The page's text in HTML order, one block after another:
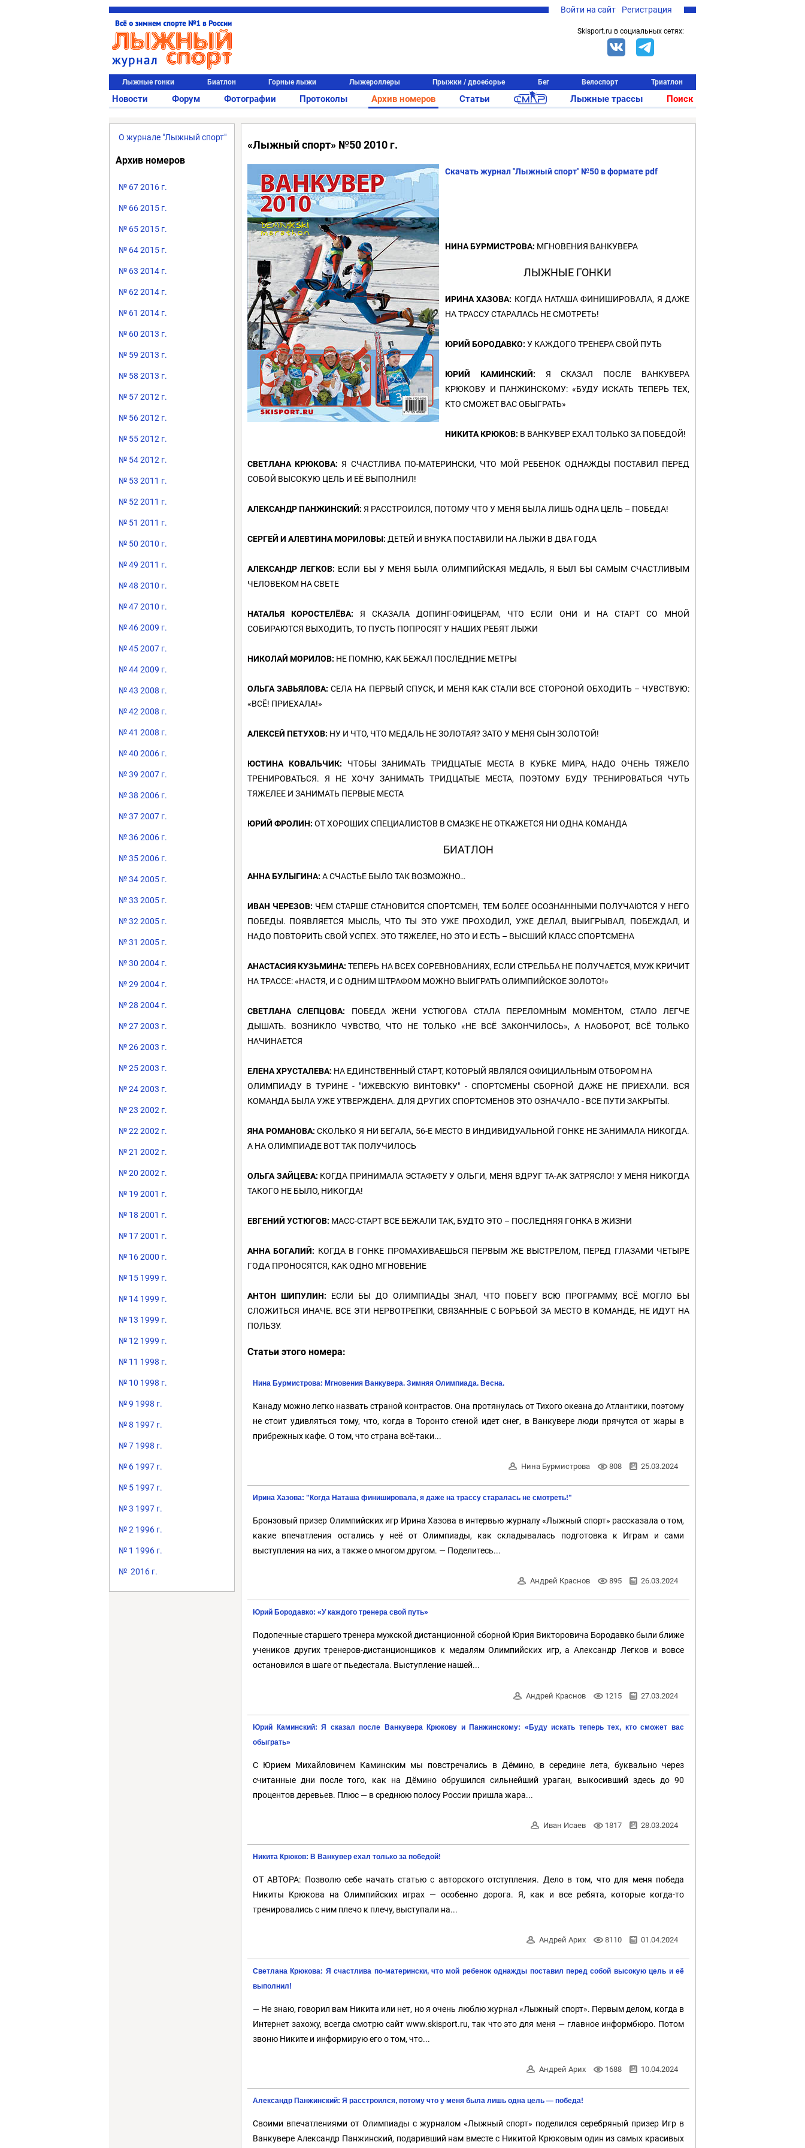
Войти на сайт Регистрация
Skisport.ru в социальных сетях:
Лыжные гонки Биатлон Горные лыжи Лыжероллеры Прыжки / двоеборье Бег Велоспорт Триатлон
Новости Форум Фотографии Протоколы Архив номеров Статьи Лыжные трассы Поиск
О журнале "Лыжный спорт"
Архив номеров
№ 67 2016 г.
№ 66 2015 г.
№ 65 2015 г.
№ 64 2015 г.
№ 63 2014 г.
№ 62 2014 г.
№ 61 2014 г.
№ 60 2013 г.
№ 59 2013 г.
№ 58 2013 г.
№ 57 2012 г.
№ 56 2012 г.
№ 55 2012 г.
№ 54 2012 г.
№ 53 2011 г.
№ 52 2011 г.
№ 51 2011 г.
№ 50 2010 г.
№ 49 2011 г.
№ 48 2010 г.
№ 47 2010 г.
№ 46 2009 г.
№ 45 2007 г.
№ 44 2009 г.
№ 43 2008 г.
№ 42 2008 г.
№ 41 2008 г.
№ 40 2006 г.
№ 39 2007 г.
№ 38 2006 г.
№ 37 2007 г.
№ 36 2006 г.
№ 35 2006 г.
№ 34 2005 г.
№ 33 2005 г.
№ 32 2005 г.
№ 31 2005 г.
№ 30 2004 г.
№ 29 2004 г.
№ 28 2004 г.
№ 27 2003 г.
№ 26 2003 г.
№ 25 2003 г.
№ 24 2003 г.
№ 23 2002 г.
№ 22 2002 г.
№ 21 2002 г.
№ 20 2002 г.
№ 19 2001 г.
№ 18 2001 г.
№ 17 2001 г.
№ 16 2000 г.
№ 15 1999 г.
№ 14 1999 г.
№ 13 1999 г.
№ 12 1999 г.
№ 11 1998 г.
№ 10 1998 г.
№ 9 1998 г.
№ 8 1997 г.
№ 7 1998 г.
№ 6 1997 г.
№ 5 1997 г.
№ 3 1997 г.
№ 2 1996 г.
№ 1 1996 г.
№ 2016 г.
«Лыжный спорт» №50 2010 г.
Скачать журнал "Лыжный спорт" №50 в формате pdf
НИНА БУРМИСТРОВА: МГНОВЕНИЯ ВАНКУВЕРА
ЛЫЖНЫЕ ГОНКИ
ИРИНА ХАЗОВА: КОГДА НАТАША ФИНИШИРОВАЛА, Я ДАЖЕ
НА ТРАССУ СТАРАЛАСЬ НЕ СМОТРЕТЬ!
ЮРИЙ БОРОДАВКО: У КАЖДОГО ТРЕНЕРА СВОЙ ПУТЬ
ЮРИЙ КАМИНСКИЙ: Я СКАЗАЛ ПОСЛЕ ВАНКУВЕРА
КРЮКОВУ И ПАНЖИНСКОМУ: «БУДУ ИСКАТЬ ТЕПЕРЬ ТЕХ,
КТО СМОЖЕТ ВАС ОБЫГРАТЬ»
НИКИТА КРЮКОВ: В ВАНКУВЕР ЕХАЛ ТОЛЬКО ЗА ПОБЕДОЙ!
СВЕТЛАНА КРЮКОВА: Я СЧАСТЛИВА ПО-МАТЕРИНСКИ, ЧТО МОЙ РЕБЕНОК ОДНАЖДЫ ПОСТАВИЛ ПЕРЕД
СОБОЙ ВЫСОКУЮ ЦЕЛЬ И ЕЁ ВЫПОЛНИЛ!
АЛЕКСАНДР ПАНЖИНСКИЙ: Я РАССТРОИЛСЯ, ПОТОМУ ЧТО У МЕНЯ БЫЛА ЛИШЬ ОДНА ЦЕЛЬ – ПОБЕДА!
СЕРГЕЙ И АЛЕВТИНА МОРИЛОВЫ: ДЕТЕЙ И ВНУКА ПОСТАВИЛИ НА ЛЫЖИ В ДВА ГОДА
АЛЕКСАНДР ЛЕГКОВ: ЕСЛИ БЫ У МЕНЯ БЫЛА ОЛИМПИЙСКАЯ МЕДАЛЬ, Я БЫЛ БЫ САМЫМ СЧАСТЛИВЫМ
ЧЕЛОВЕКОМ НА СВЕТЕ
НАТАЛЬЯ КОРОСТЕЛЁВА: Я СКАЗАЛА ДОПИНГ-ОФИЦЕРАМ, ЧТО ЕСЛИ ОНИ И НА СТАРТ СО МНОЙ
СОБИРАЮТСЯ ВЫХОДИТЬ, ТО ПУСТЬ ПОПРОСЯТ У НАШИХ РЕБЯТ ЛЫЖИ
НИКОЛАЙ МОРИЛОВ: НЕ ПОМНЮ, КАК БЕЖАЛ ПОСЛЕДНИЕ МЕТРЫ
ОЛЬГА ЗАВЬЯЛОВА:СЕЛА НА ПЕРВЫЙ СПУСК, И МЕНЯ КАК СТАЛИ ВСЕ СТОРОНОЙ ОБХОДИТЬ – ЧУВСТВУЮ:
«ВСЁ! ПРИЕХАЛА!»
АЛЕКСЕЙ ПЕТУХОВ: НУ И ЧТО, ЧТО МЕДАЛЬ НЕ ЗОЛОТАЯ? ЗАТО У МЕНЯ СЫН ЗОЛОТОЙ!
ЮСТИНА КОВАЛЬЧИК: ЧТОБЫ ЗАНИМАТЬ ТРИДЦАТЫЕ МЕСТА В КУБКЕ МИРА, НАДО ОЧЕНЬ ТЯЖЕЛО
ТРЕНИРОВАТЬСЯ. Я НЕ ХОЧУ ЗАНИМАТЬ ТРИДЦАТЫЕ МЕСТА, ПОЭТОМУ БУДУ ТРЕНИРОВАТЬСЯ ЧУТЬ
ТЯЖЕЛЕЕ И ЗАНИМАТЬ ПЕРВЫЕ МЕСТА
ЮРИЙ ФРОЛИН: ОТ ХОРОШИХ СПЕЦИАЛИСТОВ В СМАЗКЕ НЕ ОТКАЖЕТСЯ НИ ОДНА КОМАНДА
БИАТЛОН
АННА БУЛЫГИНА: А СЧАСТЬЕ БЫЛО ТАК ВОЗМОЖНО…
ИВАН ЧЕРЕЗОВ: ЧЕМ СТАРШЕ СТАНОВИТСЯ СПОРТСМЕН, ТЕМ БОЛЕЕ ОСОЗНАННЫМИ ПОЛУЧАЮТСЯ У НЕГО
ПОБЕДЫ. ПОЯВЛЯЕТСЯ МЫСЛЬ, ЧТО ТЫ ЭТО УЖЕ ПРОХОДИЛ, УЖЕ ДЕЛАЛ, ВЫИГРЫВАЛ, ПОБЕЖДАЛ, И
НАДО ПОВТОРИТЬ СВОЙ УСПЕХ. ЭТО ТЯЖЕЛЕЕ, НО ЭТО И ЕСТЬ – ВЫСШИЙ КЛАСС СПОРТСМЕНА
АНАСТАСИЯ КУЗЬМИНА:ТЕПЕРЬ НА ВСЕХ СОРЕВНОВАНИЯХ, ЕСЛИ СТРЕЛЬБА НЕ ПОЛУЧАЕТСЯ, МУЖ КРИЧИТ
НА ТРАССЕ: «НАСТЯ, И С ОДНИМ ШТРАФОМ МОЖНО ВЫИГРАТЬ ОЛИМПИЙСКОЕ ЗОЛОТО!»
СВЕТЛАНА СЛЕПЦОВА: ПОБЕДА ЖЕНИ УСТЮГОВА СТАЛА ПЕРЕЛОМНЫМ МОМЕНТОМ, СТАЛО ЛЕГЧЕ
ДЫШАТЬ. ВОЗНИКЛО ЧУВСТВО, ЧТО НЕ ТОЛЬКО «НЕ ВСЁ ЗАКОНЧИЛОСЬ», А НАОБОРОТ, ВСЁ ТОЛЬКО
НАЧИНАЕТСЯ
ЕЛЕНА ХРУСТАЛЕВА: НА ЕДИНСТВЕННЫЙ СТАРТ, КОТОРЫЙ ЯВЛЯЛСЯ ОФИЦИАЛЬНЫМ ОТБОРОМ НА
ОЛИМПИАДУ В ТУРИНЕ - "ИЖЕВСКУЮ ВИНТОВКУ" - СПОРТСМЕНЫ СБОРНОЙ ДАЖЕ НЕ ПРИЕХАЛИ. ВСЯ
КОМАНДА БЫЛА УЖЕ УТВЕРЖДЕНА. ДЛЯ ДРУГИХ СПОРТСМЕНОВ ЭТО ОЗНАЧАЛО - ВСЕ ПУТИ ЗАКРЫТЫ.
ЯНА РОМАНОВА:СКОЛЬКО Я НИ БЕГАЛА, 56-Е МЕСТО В ИНДИВИДУАЛЬНОЙ ГОНКЕ НЕ ЗАНИМАЛА НИКОГДА.
А НА ОЛИМПИАДЕ ВОТ ТАК ПОЛУЧИЛОСЬ
ОЛЬГА ЗАЙЦЕВА: КОГДА ПРИНИМАЛА ЭСТАФЕТУ У ОЛЬГИ, МЕНЯ ВДРУГ ТА-АК ЗАТРЯСЛО! У МЕНЯ НИКОГДА
ТАКОГО НЕ БЫЛО, НИКОГДА!
ЕВГЕНИЙ УСТЮГОВ: МАСС-СТАРТ ВСЕ БЕЖАЛИ ТАК, БУДТО ЭТО – ПОСЛЕДНЯЯ ГОНКА В ЖИЗНИ
АННА БОГАЛИЙ: КОГДА В ГОНКЕ ПРОМАХИВАЕШЬСЯ ПЕРВЫМ ЖЕ ВЫСТРЕЛОМ, ПЕРЕД ГЛАЗАМИ ЧЕТЫРЕ
ГОДА ПРОНОСЯТСЯ, КАК ОДНО МГНОВЕНИЕ
АНТОН ШИПУЛИН: ЕСЛИ БЫ ДО ОЛИМПИАДЫ ЗНАЛ, ЧТО ПОБЕГУ ВСЮ ПРОГРАММУ, ВСЁ МОГЛО БЫ
СЛОЖИТЬСЯ ИНАЧЕ. ВСЕ ЭТИ НЕРВОТРЕПКИ, СВЯЗАННЫЕ С БОРЬБОЙ ЗА МЕСТО В КОМАНДЕ, НЕ ИДУТ НА
ПОЛЬЗУ.
Статьи этого номера:
Нина Бурмистрова: Мгновения Ванкувера. Зимняя Олимпиада. Весна.
Канаду можно легко назвать страной контрастов. Она протянулась от Тихого океана до Атлантики, поэтому
не стоит удивляться тому, что, когда в Торонто стеной идет снег, в Ванкувере люди прячутся от жары в
прибрежных кафе. О том, что страна всё-таки...
Нина Бурмистрова 808 25.03.2024
Ирина Хазова: "Когда Наташа финишировала, я даже на трассу старалась не смотреть!"
Бронзовый призер Олимпийских игр Ирина Хазова в интервью журналу «Лыжный спорт» рассказала о том,
какие впечатления остались у неё от Олимпиады, как складывалась подготовка к Играм и сами
выступления на них, а также о многом другом. — Поделитесь...
Андрей Краснов 895 26.03.2024
Юрий Бородавко: «У каждого тренера свой путь»
Подопечные старшего тренера мужской дистанционной сборной Юрия Викторовича Бородавко были ближе
учеников других тренеров-дистанционщиков к медалям Олимпийских игр, а Александр Легков и вовсе
остановился в шаге от пьедестала. Выступление нашей...
Андрей Краснов 1215 27.03.2024
Юрий Каминский: Я сказал после Ванкувера Крюкову и Панжинскому: «Буду искать теперь тех, кто сможет вас
обыграть»
С Юрием Михайловичем Каминским мы повстречались в Дёмино, в середине лета, буквально через
считанные дни после того, как на Дёмино обрушился сильнейший ураган, выкосивший здесь до 90
процентов деревьев. Плюс — в среднюю полосу России пришла жара...
Иван Исаев 1817 28.03.2024
Никита Крюков: В Ванкувер ехал только за победой!
ОТ АВТОРА: Позволю себе начать статью с авторского отступления. Дело в том, что для меня победа
Никиты Крюкова на Олимпийских играх — особенно дорога. Я, как и все ребята, которые когда-то
тренировались с ним плечо к плечу, выступали на...
Андрей Арих 8110 01.04.2024
Светлана Крюкова: Я счастлива по-матерински, что мой ребенок однажды поставил перед собой высокую цель и её
выполнил!
— Не знаю, говорил вам Никита или нет, но я очень люблю журнал «Лыжный спорт». Первым делом, когда в
Интернет захожу, всегда смотрю сайт www.skisport.ru, так что это для меня — главное информбюро. Потом
звоню Никите и информирую его о том, что...
Андрей Арих 1688 10.04.2024
Александр Панжинский: Я расстроился, потому что у меня была лишь одна цель — победа!
Своими впечатлениями от Олимпиады с журналом «Лыжный спорт» поделился серебряный призер Игр в
Ванкувере Александр Панжинский, подаривший нам вместе с Никитой Крюковым один из самых красивых